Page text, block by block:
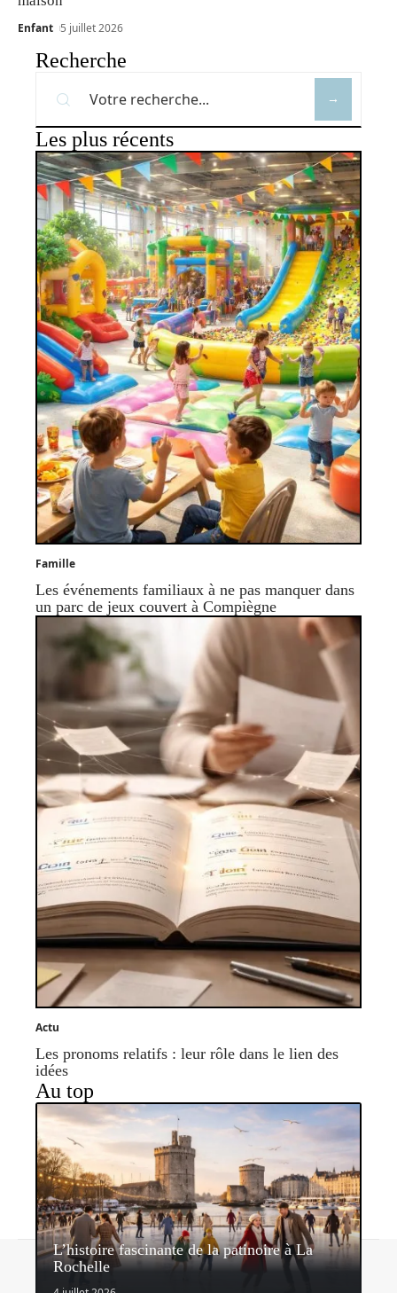
Enfant 5 juillet 2026
Recherche
Les plus récents
Famille
Les événements familiaux à ne pas manquer dans
un parc de jeux couvert à Compiègne
Actu
Les pronoms relatifs : leur rôle dans le lien des
idées
Au top
L’histoire fascinante de la patinoire à La
RochelleContact Mentions légales Sitemap